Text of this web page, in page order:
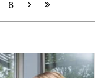
6 Nächste